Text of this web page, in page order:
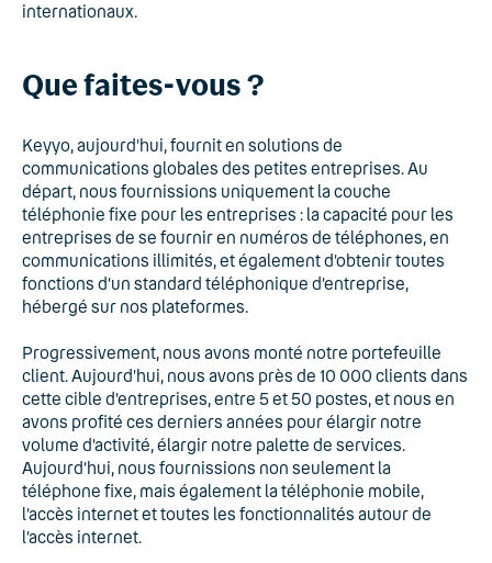
internationaux.
Que faites-vous ?
Keyyo, aujourd’hui, fournit en solutions de
communications globales des petites entreprises. Au
départ, nous fournissions uniquement la couche
téléphonie fixe pour les entreprises : la capacité pour les
entreprises de se fournir en numéros de téléphones, en
communications illimités, et également d’obtenir toutes
fonctions d’un standard téléphonique d’entreprise,
hébergé sur nos plateformes.
Progressivement, nous avons monté notre portefeuille
client. Aujourd’hui, nous avons près de 10 000 clients dans
cette cible d’entreprises, entre 5 et 50 postes, et nous en
avons profité ces derniers années pour élargir notre
volume d’activité, élargir notre palette de services.
Aujourd’hui, nous fournissions non seulement la
téléphone fixe, mais également la téléphonie mobile,
l’accès internet et toutes les fonctionnalités autour de
l’accès internet.